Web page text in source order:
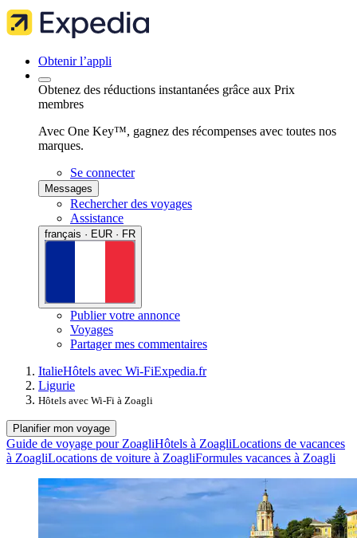
Obtenir l’appli
Obtenez des réductions instantanées grâce aux Prix
membres
Avec One Key™, gagnez des récompenses avec toutes nos
marques.
Se connecter
Messages
Rechercher des voyages
Assistance
français · EUR · FR
Publier votre annonce
Voyages
Partager mes commentaires
ItalieHôtels avec Wi-FiExpedia.fr
Ligurie
Hôtels avec Wi-Fi à Zoagli
Planifier mon voyage
Guide de voyage pour ZoagliHôtels à ZoagliLocations de vacances
à ZoagliLocations de voiture à ZoagliFormules vacances à Zoagli